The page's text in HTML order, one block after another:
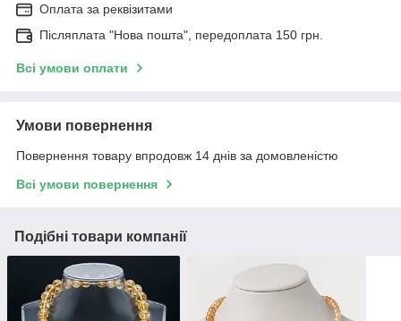
Оплата за реквізитами
Післяплата "Нова пошта", передоплата 150 грн.
Всі умови оплати
Умови повернення
Повернення товару впродовж 14 днів за домовленістю
Всі умови повернення
Подібні товари компанії